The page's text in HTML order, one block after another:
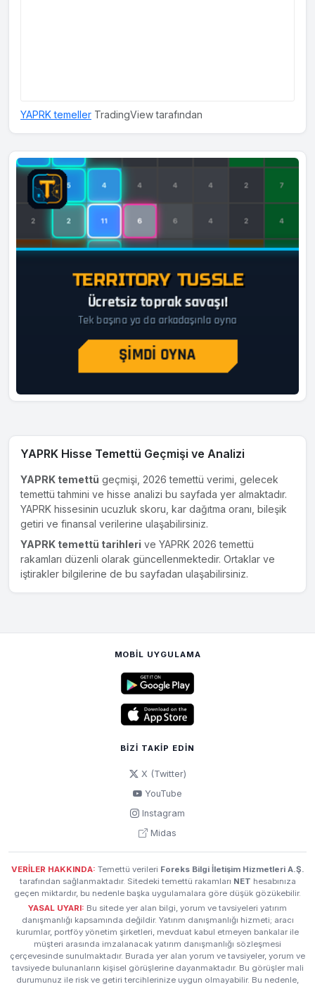
YAPRK temeller TradingView tarafından
YAPRK Hisse Temettü Geçmişi ve Analizi
YAPRK temettü geçmişi, 2026 temettü verimi, gelecek
temettü tahmini ve hisse analizi bu sayfada yer almaktadır.
YAPRK hissesinin ucuzluk skoru, kar dağıtma oranı, bileşik
getiri ve finansal verilerine ulaşabilirsiniz.
YAPRK temettü tarihleri ve YAPRK 2026 temettü
rakamları düzenli olarak güncellenmektedir. Ortaklar ve
iştirakler bilgilerine de bu sayfadan ulaşabilirsiniz.
MOBIL UYGULAMA
BIZI TAKIP EDIN
X (Twitter)
YouTube
Instagram
Midas
VERİLER HAKKINDA: Temettü verileri Foreks Bilgi İletişim Hizmetleri A.Ş.
tarafından sağlanmaktadır. Sitedeki temettü rakamları NET hesabınıza
geçen miktardır, bu nedenle başka uygulamalara göre düşük gözükebilir.
YASAL UYARI: Bu sitede yer alan bilgi, yorum ve tavsiyeleri yatırım
danışmanlığı kapsamında değildir. Yatırım danışmanlığı hizmeti; aracı
kurumlar, portföy yönetim şirketleri, mevduat kabul etmeyen bankalar ile
müşteri arasında imzalanacak yatırım danışmanlığı sözleşmesi
çerçevesinde sunulmaktadır. Burada yer alan yorum ve tavsiyeler, yorum ve
tavsiyede bulunanların kişisel görüşlerine dayanmaktadır. Bu görüşler mali
durumunuz ile risk ve getiri tercihlerinize uygun olmayabilir. Bu nedenle,